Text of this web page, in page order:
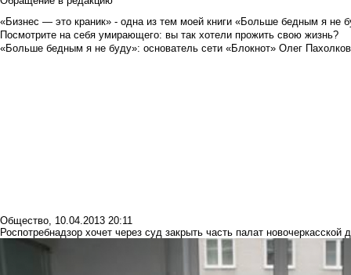
«Бизнес — это краник» - одна из тем моей книги «Больше бедным я не
Посмотрите на себя умирающего: вы так хотели прожить свою жизнь?
«Больше бедным я не буду»: основатель сети «Блокнот» Олег Пахолков
Общество, 10.04.2013 20:11
Роспотребнадзор хочет через суд закрыть часть палат новочеркасской